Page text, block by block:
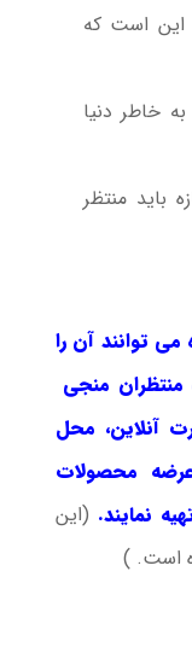
اخلاق این است كه
خاطر دنیا
باید منتظر
توانند آن را
منتظران منجی
آنلاین، محل
محصولات
نمایند. (این
است. )